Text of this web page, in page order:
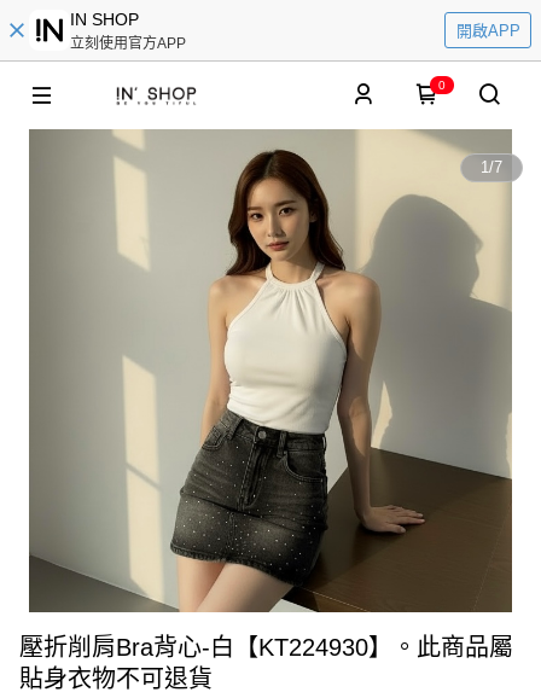
IN SHOP
立刻使用官方APP
開啟APP
0
1/7
壓折削肩Bra背心-白【KT224930】。此商品屬
貼身衣物不可退貨